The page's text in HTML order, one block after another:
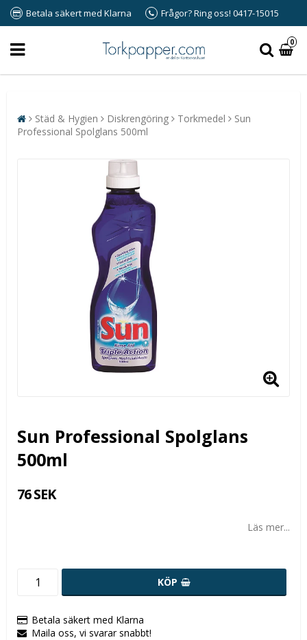
Betala säkert med Klarna Frågor? Ring oss! 0417-15015
0
Städ & Hygien Diskrengöring Torkmedel
Sun
Professional Spolglans 500ml
Sun Professional Spolglans
500ml
76 SEK
Läs mer...
KÖP
Betala säkert med Klarna
Maila oss, vi svarar snabbt!